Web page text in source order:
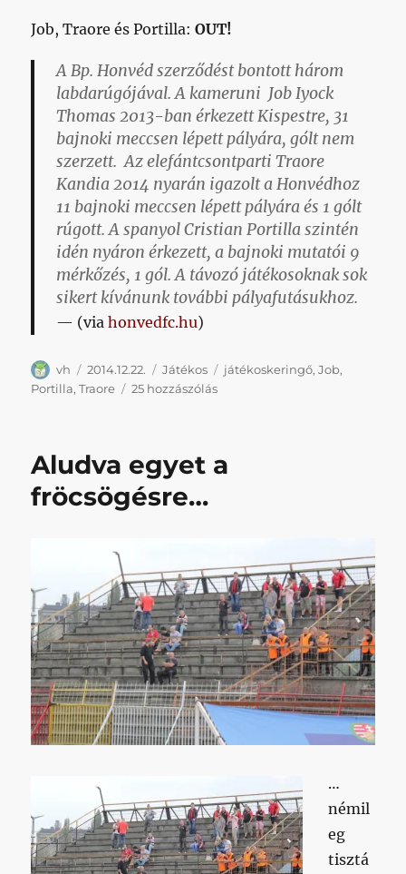
Job, Traore és Portilla:OUT!
A Bp. Honvéd szerződést bontott három
labdarúgójával. A kameruni Job Iyock
Thomas 2013-ban érkezett Kispestre, 31
bajnoki meccsen lépett pályára, gólt nem
szerzett. Az elefántcsontparti Traore
Kandia 2014 nyarán igazolt a Honvédhoz
11 bajnoki meccsen lépett pályára és 1 gólt
rúgott. A spanyol Cristian Portilla szintén
idén nyáron érkezett, a bajnoki mutatói 9
mérkőzés, 1 gól.A távozó játékosoknak sok
sikert kívánunk további pályafutásukhoz.
(viahonvedfc.hu)
Szerző
vh Közzétéve
2014.12.22. Kategória
Játékos Címke
játékoskeringő,Job,
Portilla,Traore 25 hozzászólásMérsékelten
bejegyzéshez
Aludva egyet a
fröcsögésre…
…
némil
eg
tisztá